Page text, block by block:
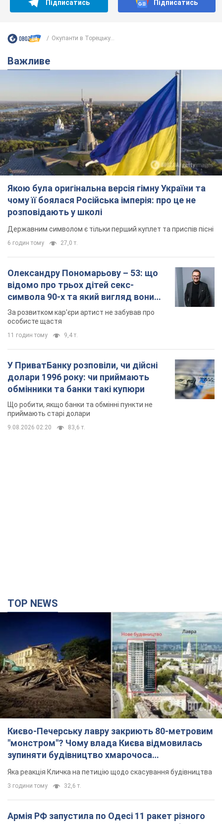
чому її боялася Російська імперія: про це не
Державним символом є тільки перший куплет та приспів пісні
Олександру Пономарьову – 53: що
відомо про трьох дітей секс-
символа 90-х та який вигляд вони
мають
За розвитком кар'єри артист не забував про
особисте щастя
11 годин тому 9,4 т.
У ПриватБанку розповіли, чи дійсні
долари 1996 року: чи приймають
обмінники та банки такі купюри
Що робити, якщо банки та обмінні пункти не
9.08.2026 02:20
"московського вірянина"
Яка реакція Кличка на петицію щодо скасування будівництва
Армія РФ запустила по Одесі 11 ракет різного
типу та до 100 дронів: горіли історичні будівлі,
є постраждалі. Фото та відео
Для терору ворог застосував ракети та дрони
годину тому 54,4 т.
МЗС Болгарії викликало українського посла
через інцидент із дроном: що сталося
Бесіда відбудеться 10 серпня